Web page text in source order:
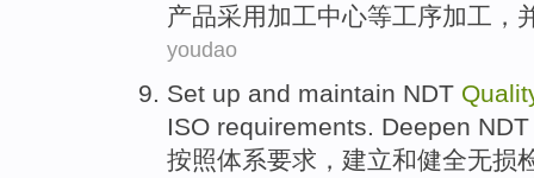
产品采用加工中心等工序加工 ，
youdao
Set up and maintain NDT
ISO requirements. Deepen
按照体系要求 ， 建立和健全无损